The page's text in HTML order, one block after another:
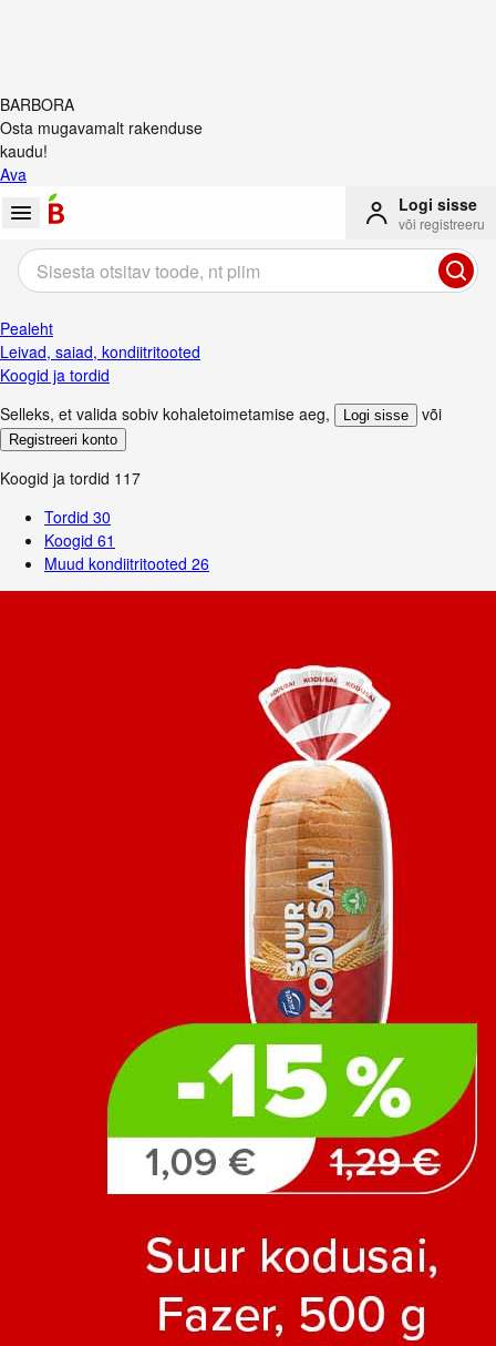
BARBORA
Osta mugavamalt rakenduse
kaudu!
Ava
Logi sisse
või registreeru
Pealeht
Leivad, saiad, kondiitritooted
Koogid ja tordid
Selleks, et valida sobiv kohaletoimetamise aeg, Logi sisse või
Registreeri konto
Koogid ja tordid 117
Tordid 30
Koogid 61
Muud kondiitritooted 26